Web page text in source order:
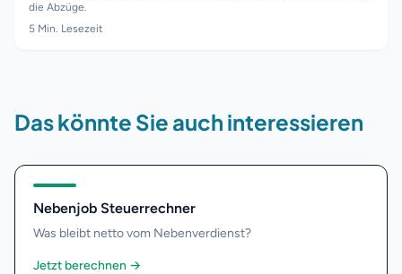
die Abzüge.
5 Min. Lesezeit
Das könnte Sie auch interessieren
Nebenjob Steuerrechner
Was bleibt netto vom Nebenverdienst?
Jetzt berechnen →